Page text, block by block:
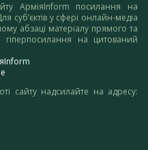
АрміяInform посилання на
суб’єктів у сфері онлайн-медіа
абзаці матеріалу прямого та
гіперпосилання на цитований
сайту надсилайте на адресу: